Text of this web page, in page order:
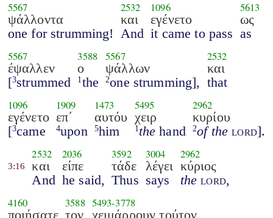
5567
ψάλλοντα
one for strumming!
2532
και
And
1096
εγένετο
it came to pass
5613
ως
as
5567
έψαλλεν
[3strummed
3588
ο
1 the
5567
ψάλλων
2one strumming],
2532
και
that
1096
εγένετο
[3came
1909
επ΄
4upon
1473
αυτόυ
5him
5495
χειρ
1 the hand
2962
κυρίου
2of the lord].
3:16
2532
και
And
2036
είπε
he said,
3592
τάδε
Thus
3004
λέγει
says
2962
κύριος
the lord,
4160
ποιήσατε
3588
τον
5493-3778
χειμάρρουν τούτον